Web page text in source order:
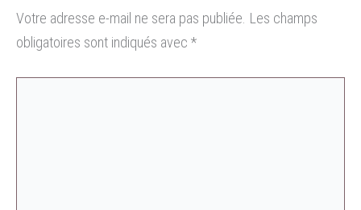
Votre adresse e-mail ne sera pas publiée. Les champs
obligatoires sont indiqués avec *